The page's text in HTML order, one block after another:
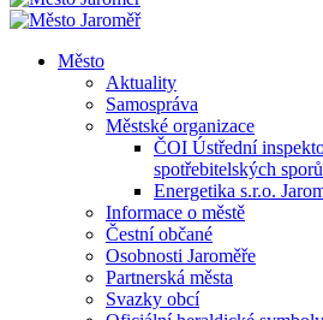
Město
Aktuality
Samospráva
Městské organizace
ČOI Ústřední
spotřebitelských
Energetika s.r.o.
Informace o městě
Čestní občané
Osobnosti Jaroměře
Partnerská města
Svazky obcí